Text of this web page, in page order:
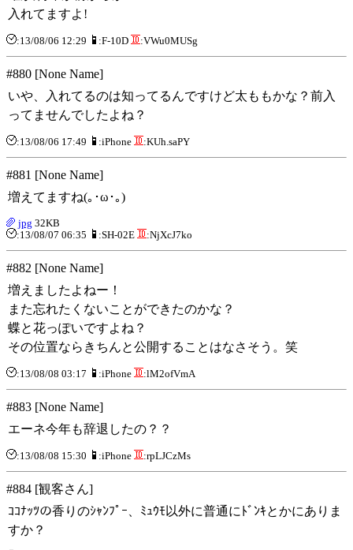
入れてますよ!
:13/08/06 12:29 :F-10D :VWu0MUSg
#880 [None Name]
いや、入れてるのは知ってるんですけど太ももかな？前入
ってませんでしたよね？
:13/08/06 17:49 :iPhone :KUh.saPY
#881 [None Name]
増えてますね(｡･ω･｡)
jpg 32KB
:13/08/07 06:35
:SH-02E :NjXcJ7ko
#882 [None Name]
増えましたよねー！
また忘れたくないことができたのかな？
蝶と花っぽいですよね？
その位置ならきちんと公開することはなさそう。笑
:13/08/08 03:17 :iPhone :lM2ofVmA
#883 [None Name]
エーネ今年も辞退したの？？
:13/08/08 15:30 :iPhone :rpLJCzMs
#884 [観客さん]
ｺｺﾅｯﾂの香りのｼｬﾝﾌﾟｰ、ﾐｭｳﾓ以外に普通にﾄﾞﾝｷとかにありま
すか？